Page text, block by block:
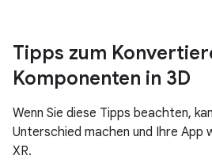
Tipps zum
Komponenten in 3D
Wenn Sie diese Tipps beachten,
Unterschied machen und Ihre
XR.